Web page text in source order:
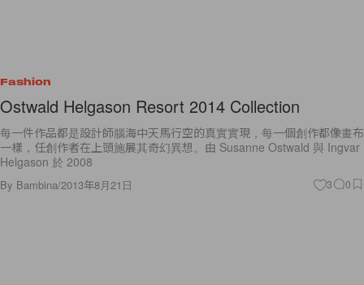
Fashion
Ostwald Helgason Resort 2014 Collection
每一件作品都是設計師腦海中天馬行空的真實實現，每一個創作都像畫布
一樣，任創作者在上頭施展其奇幻異想。由 Susanne Ostwald 與 Ingvar
Helgason 於 2008
By Bambina/2013年8月21日 3 0